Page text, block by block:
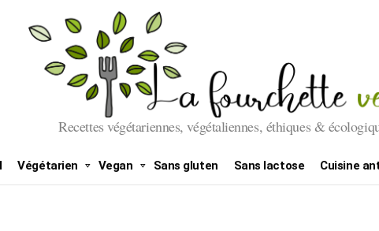
Recettes végétariennes, végétaliennes, éthiques &
Végétarien Vegan Sans gluten Sans lactose Cuisine